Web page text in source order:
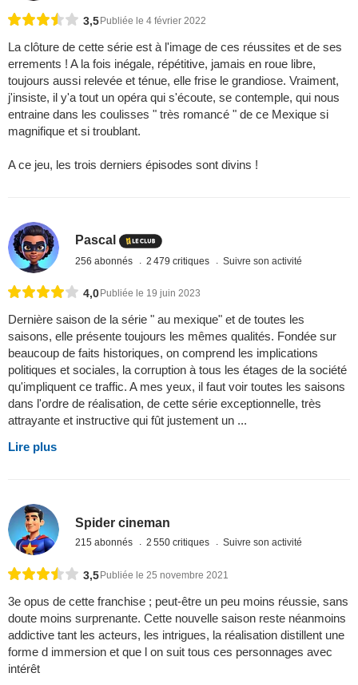
3,5Publiée le 4 février 2022
La clôture de cette série est à l'image de ces réussites et de ses
errements ! A la fois inégale, répétitive, jamais en roue libre,
toujours aussi relevée et ténue, elle frise le grandiose. Vraiment,
j'insiste, il y'a tout un opéra qui s'écoute, se contemple, qui nous
entraine dans les coulisses " très romancé " de ce Mexique si
magnifique et si troublant.
A ce jeu, les trois derniers épisodes sont divins !
Pascal
256 abonnés 2 479 critiques Suivre son activité
4,0 Publiée le 19 juin 2023
Dernière saison de la série " au mexique" et de toutes les
saisons, elle présente toujours les mêmes qualités. Fondée sur
beaucoup de faits historiques, on comprend les implications
politiques et sociales, la corruption à tous les étages de la société
qu'impliquent ce traffic. A mes yeux, il faut voir toutes les saisons
dans l'ordre de réalisation, de cette série exceptionnelle, très
attrayante et instructive qui fût justement un ...
Lire plus
Spider cineman
215 abonnés 2 550 critiques Suivre son activité
3,5 Publiée le 25 novembre 2021
3e opus de cette franchise ; peut-être un peu moins réussie, sans
doute moins surprenante. Cette nouvelle saison reste néanmoins
addictive tant les acteurs, les intrigues, la réalisation distillent une
forme d immersion et que l on suit tous ces personnages avec
intérêt